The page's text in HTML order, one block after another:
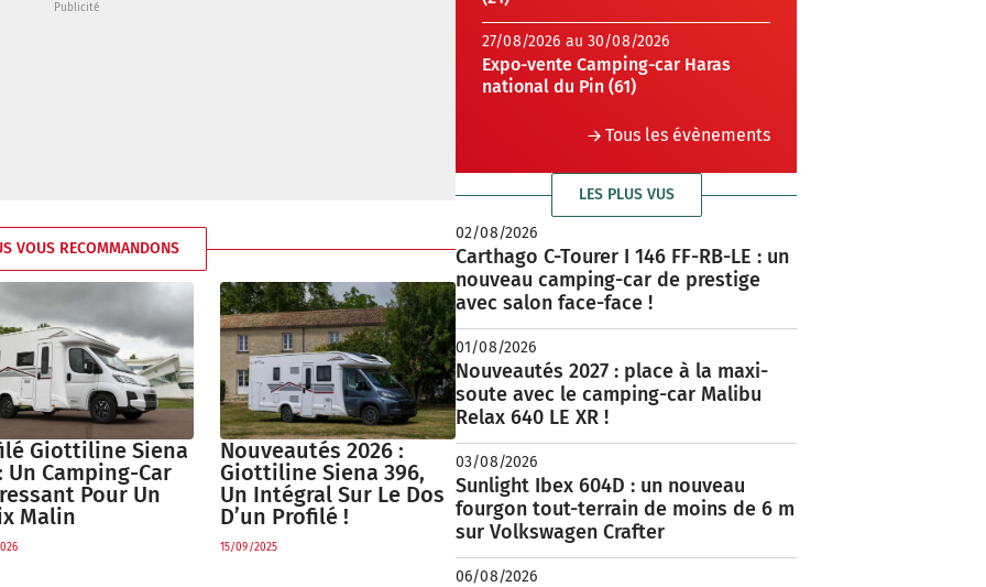
VOUS RECOMMANDONS
Giottiline Siena
Un Camping-Car
Pour Un
Malin
Nouveautés 2026 :
Giottiline Siena 396,
Un Intégral Sur Le Dos
D’un Profilé !
15/09/2025
27/08/2026 au 30/08/2026
Expo-vente Camping-car Haras
national du Pin (61)
Tous les évènements
LES PLUS VUS
02/08/2026
Carthago C-Tourer I 146 FF-RB-LE : un
nouveau camping-car de prestige
avec salon face-face !
01/08/2026
Nouveautés 2027 : place à la maxi-
soute avec le camping-car Malibu
Relax 640 LE XR !
03/08/2026
Sunlight Ibex 604D : un nouveau
fourgon tout-terrain de moins de 6 m
sur Volkswagen Crafter
06/08/2026